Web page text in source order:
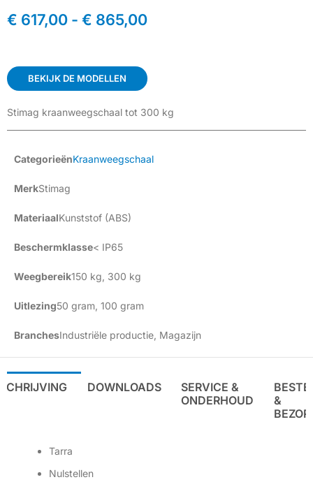
€ 617,00 - € 865,00
BEKIJK DE MODELLEN
Stimag kraanweegschaal tot 300 kg
CategorieënKraanweegschaal
MerkStimag
MateriaalKunststof (ABS)
Beschermklasse< IP65
Weegbereik150 kg, 300 kg
Uitlezing50 gram, 100 gram
BranchesIndustriële productie, Magazijn
DOWNLOADS
SERVICE &
ONDERHOUD
&
Tarra
Nulstellen